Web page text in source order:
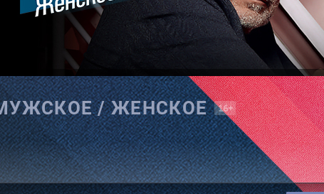
/ЖЕНСКОЕ 16+